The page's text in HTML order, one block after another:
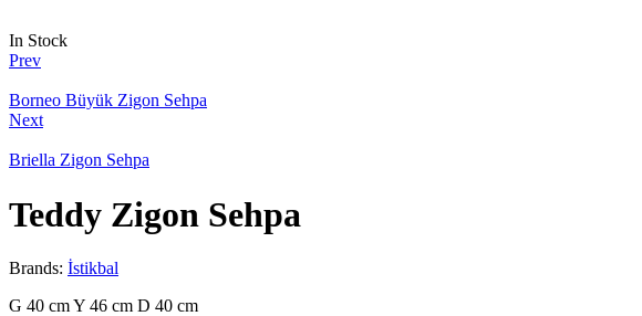
In Stock
Prev
Borneo Büyük Zigon Sehpa
Next
Briella Zigon Sehpa
Teddy Zigon Sehpa
Brands: İstikbal
G 40 cm Y 46 cm D 40 cm